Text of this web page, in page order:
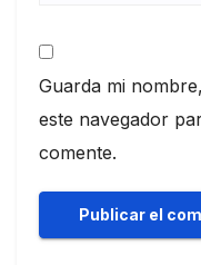
Guarda mi
este navegador
comente.